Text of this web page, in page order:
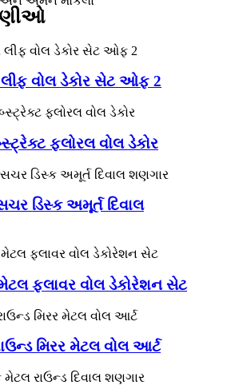
વોલ ડેકોર સેટ ઓફ 2
ફ્લોરલ વોલ ડેકોર
ડિસ્ક અમૂર્ત દિવાલ
ફ્લાવર વોલ ડેકોરેશન સેટ
મિરર મેટલ વોલ આર્ટ